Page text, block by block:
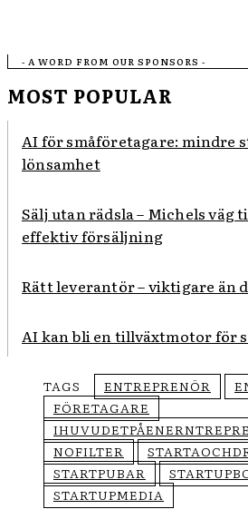
- A WORD FROM OUR SPONSORS -
MOST POPULAR
AI för småföretagare: mindre
lönsamhet
Sälj utan rädsla – Michels väg
effektiv försäljning
Rätt leverantör – viktigare än
AI kan bli en tillväxtmotor för
TAGS ENTREPRENÖR
FÖRETAGARE
NOFILTER
STARTPUBAR
STARTUPMEDIA